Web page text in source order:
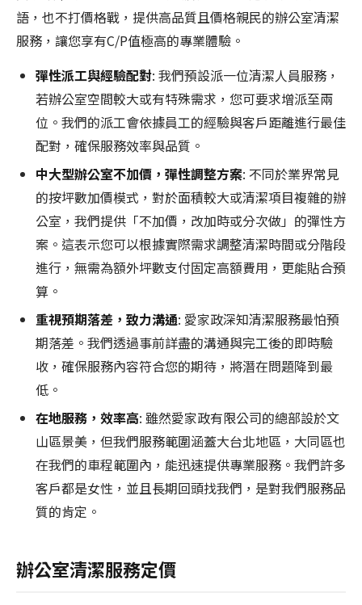
語，也不打價格戰，提供高品質且價格親民的辦公室清潔
服務，讓您享有C/P值極高的專業體驗。
彈性派工與經驗配對: 我們預設派一位清潔人員服務，
若辦公室空間較大或有特殊需求，您可要求增派至兩
位。我們的派工會依據員工的經驗與客戶距離進行最佳
配對，確保服務效率與品質。
中大型辦公室不加價，彈性調整方案: 不同於業界常見
的按坪數加價模式，對於面積較大或清潔項目複雜的辦
公室，我們提供「不加價，改加時或分次做」的彈性方
案。這表示您可以根據實際需求調整清潔時間或分階段
進行，無需為額外坪數支付固定高額費用，更能貼合預
算。
重視預期落差，致力溝通: 愛家政深知清潔服務最怕預
期落差。我們透過事前詳盡的溝通與完工後的即時驗
收，確保服務內容符合您的期待，將潛在問題降到最
低。
在地服務，效率高: 雖然愛家政有限公司的總部設於文
山區景美，但我們服務範圍涵蓋大台北地區，大同區也
在我們的車程範圍內，能迅速提供專業服務。我們許多
客戶都是女性，並且長期回頭找我們，是對我們服務品
質的肯定。
辦公室清潔服務定價